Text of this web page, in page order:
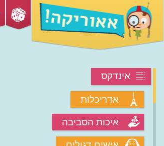
אינדקס
אדריכלות
איכות הסביבה